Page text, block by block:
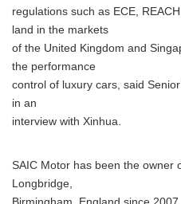
regulations such as ECE,
land in the markets
of the United Kingdom and
the performance
control of luxury cars, said
in an
interview with Xinhua.
SAIC Motor has been the owner
Longbridge,